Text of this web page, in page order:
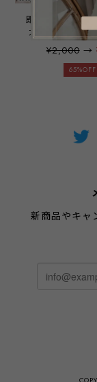
即日配送 送料無
大人 パール セ
れ かわいい 大
人 キッズ 子供
子 女児 可愛い
¥2,000→
65%OFF
新商品やキャ